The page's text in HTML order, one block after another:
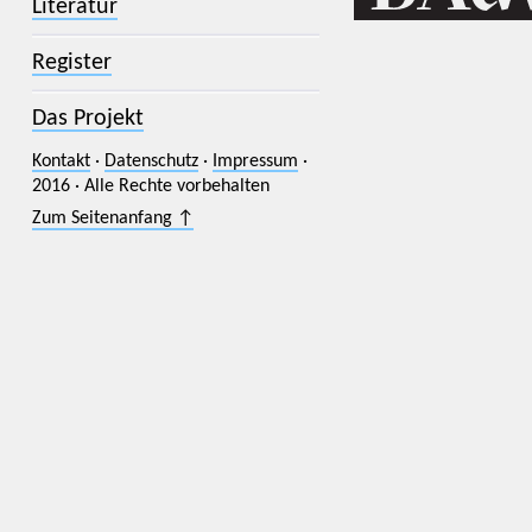
Literatur
Register
Das Projekt
Kontakt· Datenschutz· Impressum ·
2016 · Alle Rechte vorbehalten
Zum Seitenanfang ↑